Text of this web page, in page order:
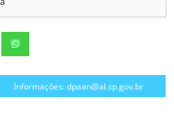
Informações: dpaan@al.sp.gov.br